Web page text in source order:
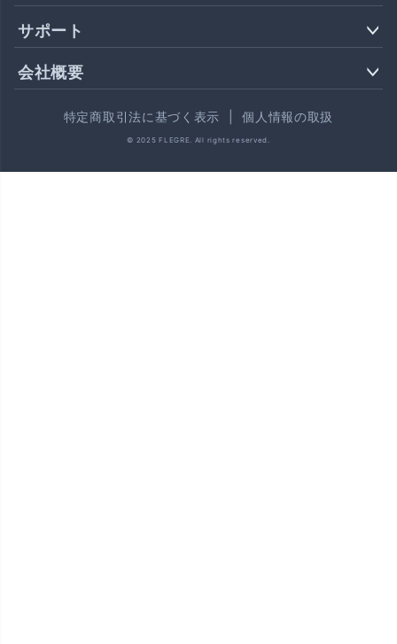
サポート
会社概要
特定商取引法に基づく表示 個人情報の取扱
© 2025 FLEGRE. All rights reserved.